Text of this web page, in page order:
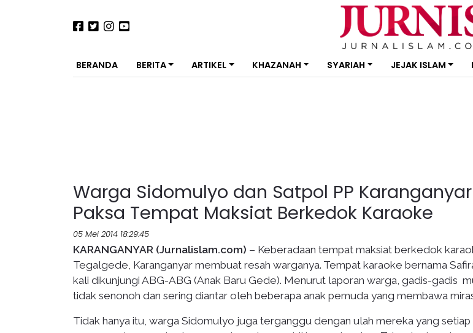
BERANDA BERITA ARTIKEL KHAZANAH SYARIAH JEJAK ISLAM
Warga Sidomulyo dan Satpol PP
Paksa Tempat Maksiat Berkedok Karaoke
05 Mei 2014 18:29:45
KARANGANYAR (Jurnalislam.com) – Keberadaan tempat maksiat berkedok
Tegalgede, Karanganyar membuat resah warganya. Tempat karaoke bernama
kali dikunjungi ABG-ABG (Anak Baru Gede). Menurut laporan warga, gadis-gadis
tidak senonoh dan sering diantar oleh beberapa anak pemuda yang membawa
Tidak hanya itu, warga Sidomulyo juga terganggu dengan ulah mereka yang setiap